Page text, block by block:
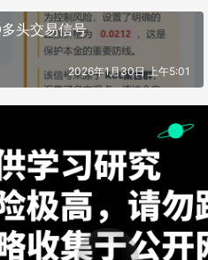
头交易信号
2026年1月30日 上午5:01